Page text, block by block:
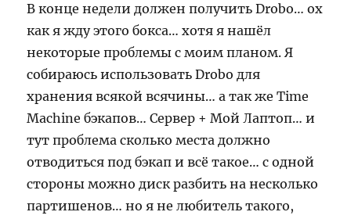
В конце недели должен получить Drobo… ох
как я жду этого бокса… хотя я нашёл
некоторые проблемы с моим планом. Я
собираюсь использовать Drobo для
хранения всякой всячины… а так же Time
Machine бэкапов… Сервер + Мой Лаптоп… и
тут проблема сколько места должно
отводиться под бэкап и всё такое… с одной
стороны можно диск разбить на несколько
партишенов… но я не любитель такого,